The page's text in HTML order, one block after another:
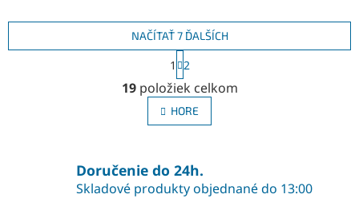
O
v
l
á
c
i
e
NAČÍTAŤ 7 ĎALŠÍCH
t
r
á
n
k
a
n
i
1 2
19položiek celkom
HORE
Doručenie do 24h.
Skladové produkty objednané do 13:00